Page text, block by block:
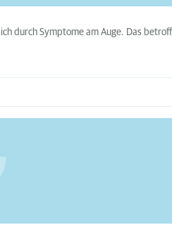
durch Symptome am Auge. Das